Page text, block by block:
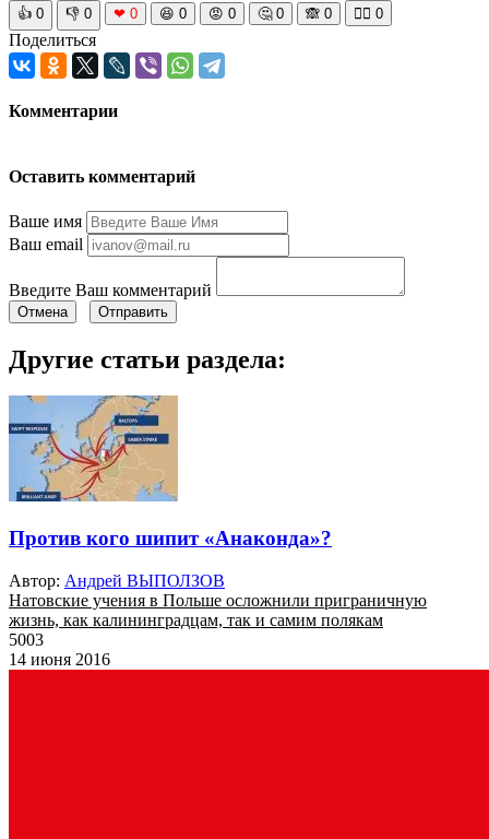
👍 0 👎 0 ❤ 0 😆 0 😡 0 🤔 0 🙈 0 🧘‍♀️ 0
Поделиться
Комментарии
Оставить комментарий
Ваше имя
Ваш email
Введите Ваш комментарий
Отмена Отправить
Другие статьи раздела:
Против кого шипит «Анаконда»?
Автор: Андрей ВЫПОЛЗОВ
Натовские учения в Польше осложнили приграничную
жизнь, как калининградцам, так и самим полякам
5003
14 июня 2016